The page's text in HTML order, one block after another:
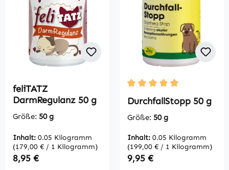
feliTATZ
DarmRegulanz 50 g
Größe: 50 g
Inhalt: 0.05 Kilogramm
(179,00 € / 1 Kilogramm)
Regulärer Preis:
8,95 €
Durchschnittliche
DurchfallStopp 50 g
Größe: 50 g
Inhalt: 0.05 Kilogramm
(199,00 € / 1 Kilogramm)
Regulärer Preis:
9,95 €